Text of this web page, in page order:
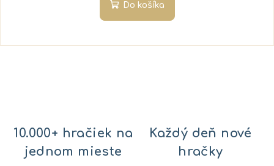
Do košíka
10.000+ hračiek na
jednom mieste
Každý deň nové
hračky